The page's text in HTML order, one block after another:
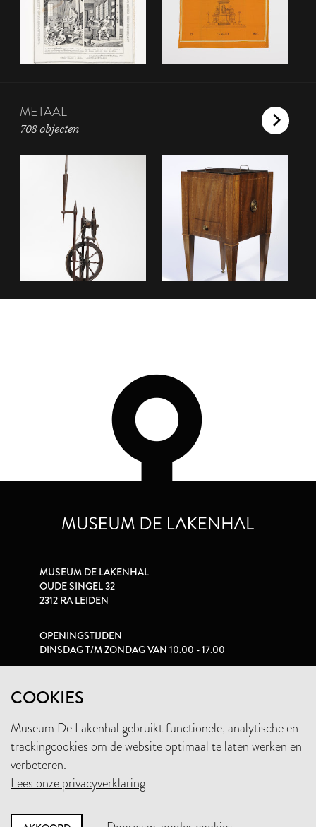
METAAL
708 objecten
COOKIES
Museum De Lakenhal gebruikt functionele, analytische en
trackingcookies om de website optimaal te laten werken en
verbeteren.
Lees onze privacyverklaring
MUSEUM DE LAKENHAL
OUDE SINGEL 32
2312 RA LEIDEN
OPENINGSTIJDEN
DINSDAG T/M ZONDAG VAN 10.00 - 17.00
+31 (0)71 5165360
INFO@LAKENHAL.NL
STEUN HET MUSEUM